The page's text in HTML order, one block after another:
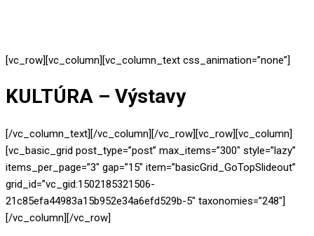
[vc_row][vc_column][vc_column_text css_animation=”none”]
KULTÚRA – Výstavy
[/vc_column_text][/vc_column][/vc_row][vc_row][vc_column]
[vc_basic_grid post_type=”post” max_items=”300″ style=”lazy”
items_per_page=”3″ gap=”15″ item=”basicGrid_GoTopSlideout”
grid_id=”vc_gid:1502185321506-
21c85efa44983a15b952e34a6efd529b-5″ taxonomies=”248″]
[/vc_column][/vc_row]